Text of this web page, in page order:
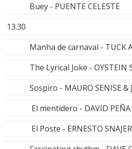
Buey - PUENTE CELESTE
13.30
Manha de carnaval - TUCK
The Lyrical Joke - OYSTEIN
Sospiro - MAURO SENISE &
El mentidero - DAVID PEÑA
El Poste - ERNESTO SNAJER